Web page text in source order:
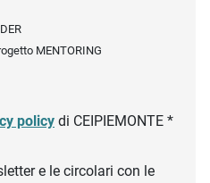
MENTORING
policy di CEIPIEMONTE *
e le circolari con le